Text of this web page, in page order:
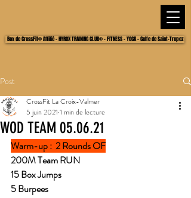
Box de CrossFit® Affilié - HYROX TRAINING CLUB® - FITNESS - YOGA - Golfe de Saint-Tropez
Post
WOD TEAM 05.06.21
CrossFit La Croix-Valmer
5 juin 2021 1 min de lecture
Warm-up :  2 Rounds OF
200M Team RUN
15 Box Jumps
5 Burpees